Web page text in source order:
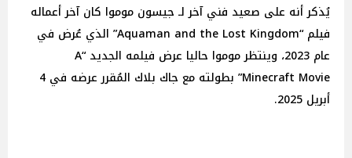
يُذكر أنه على صعيد فني آخر لـ جيسون موموا كان آخر أعماله
فيلم “Aquaman and the Lost Kingdom” الذي عُرض في
عام 2023، وينتظر موموا حاليا عرض فيلمه الجديد “A
Minecraft Movie” بطولته مع جاك بلاك المُقرر عرضه في 4
أبريل 2025.